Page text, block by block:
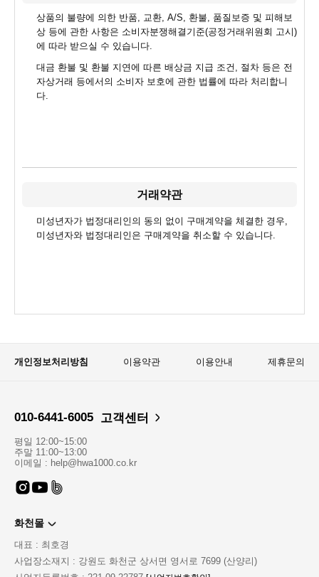
상품의 불량에 의한 반품, 교환, A/S, 환불, 품질보증 및 피해보
상 등에 관한 사항은 소비자분쟁해결기준(공정거래위원회 고시)
에 따라 받으실 수 있습니다.
대금 환불 및 환불 지연에 따른 배상금 지급 조건, 절차 등은 전
자상거래 등에서의 소비자 보호에 관한 법률에 따라 처리합니
다.
거래약관
미성년자가 법정대리인의 동의 없이 구매계약을 체결한 경우,
미성년자와 법정대리인은 구매계약을 취소할 수 있습니다.
개인정보처리방침 이용약관 이용안내 제휴문의
010-6441-6005 고객센터
평일 12:00~15:00
주말 11:00~13:00
이메일 : help@hwa1000.co.kr
화천몰
대표 : 최호경
사업장소재지 : 강원도 화천군 상서면 영서로 7699 (산양리)